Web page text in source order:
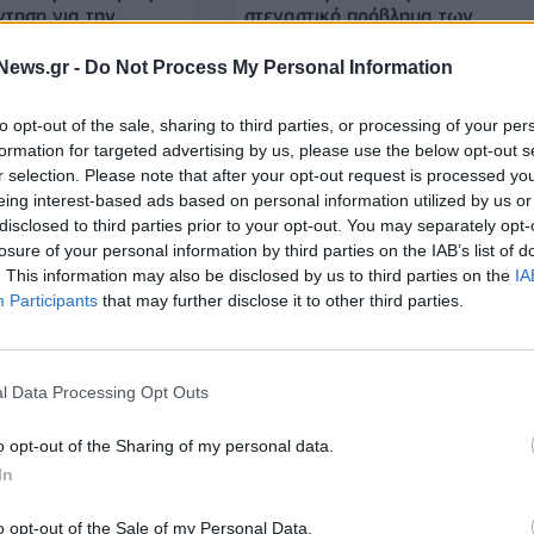
- Do Not Process My Personal Information
opt-out of the sale, sharing to third parties, or processing of your
for targeted advertising by us, please use the below opt-out
selection. Please note that after your opt-out request is processed
interest-based ads based on personal information utilized by us
to third parties prior to your opt-out. You may separately
of your personal information by third parties on the IAB’s list of
This information may also be disclosed by us to third parties on the
Participants that may further disclose it to other third parties.
Data Processing Opt Outs
opt-out of the Sharing of my personal data.
opt-out of the Sale of my Personal Data.
για την
στεγαστικό πρόβλημα των
02/08/2023 - 15:02
υποψηφιότητα για
ΣΥΡΙΖΑ
ΣΥΡΙΖΑ: Ηλιόπουλος και
στηρίζουν την υποψηφιότητας